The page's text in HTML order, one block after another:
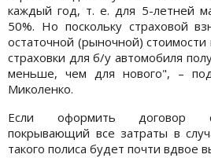
каждый год, т. е. для 5-летней
50%. Но поскольку страховой
остаточной (рыночной)
страховки для б/у автомобиля
меньше, чем для нового", –
Миколенко.
Если оформить договор
покрывающий все затраты в
такого полиса будет почти вдвое